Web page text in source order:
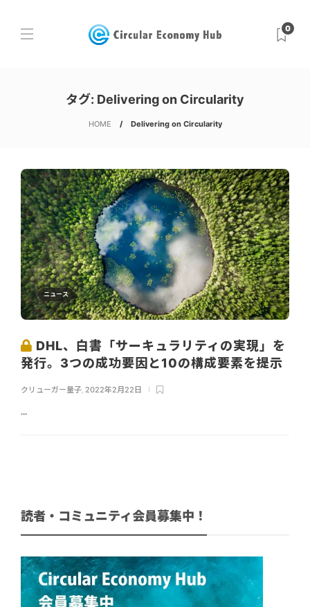
0
タグ: Delivering on Circularity
HOME Delivering on Circularity
ニュース
DHL、白書「サーキュラリティの実現」を
発行。3つの成功要因と10の構成要素を提示
クリューガー量子, 2022年2月22日
...
読者・コミュニティ会員募集中！